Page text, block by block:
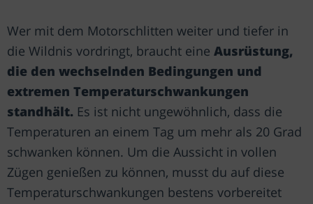
Wer mit dem Motorschlitten weiter und tiefer in
die Wildnis vordringt, braucht eine Ausrüstung,
die den wechselnden Bedingungen und
extremen Temperaturschwankungen
standhält. Es ist nicht ungewöhnlich, dass die
Temperaturen an einem Tag um mehr als 20 Grad
schwanken können. Um die Aussicht in vollen
Zügen genießen zu können, musst du auf diese
Temperaturschwankungen bestens vorbereitet